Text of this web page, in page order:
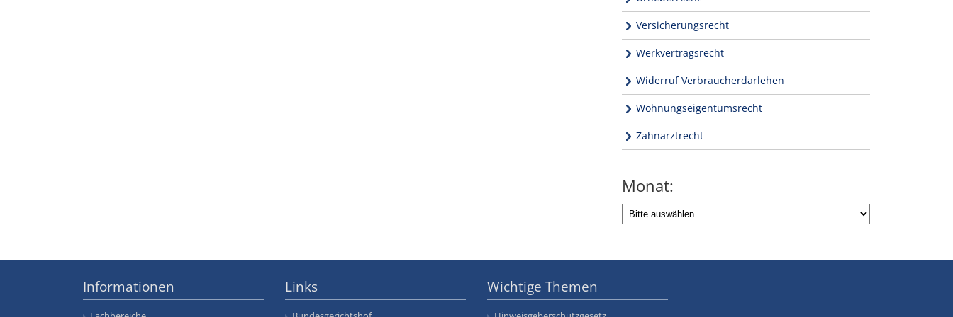
Versicherungsrecht
Werkvertragsrecht
Widerruf Verbraucherdarlehen
Wohnungseigentumsrecht
Zahnarztrecht
Monat:
Informationen Links Wichtige Themen